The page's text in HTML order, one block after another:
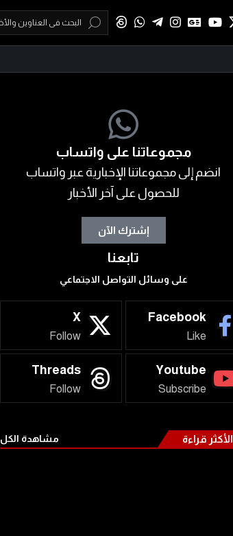
مجموعاتنا على واتساب
انضم إلى مجموعاتنا الإخبارية عبر واتساب
للحصول على آخر الأخبار
إشترك الآن
تابعنا
على وسائل التواصل الاجتماعي
Facebook
Like
X
Follow
Youtube
Subscribe
Threads
Follow
الأكثر قراءة مشاهدة الكل